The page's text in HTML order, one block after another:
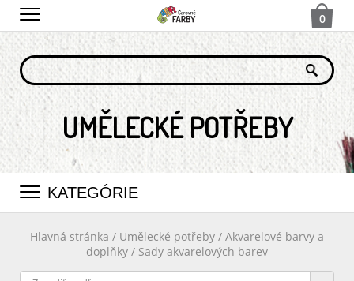
0
UMĚLECKÉ POTŘEBY
KATEGÓRIE
Hlavná stránka / Umělecké potřeby / Akvarelové barvy a
doplňky / Sady akvarelových barev